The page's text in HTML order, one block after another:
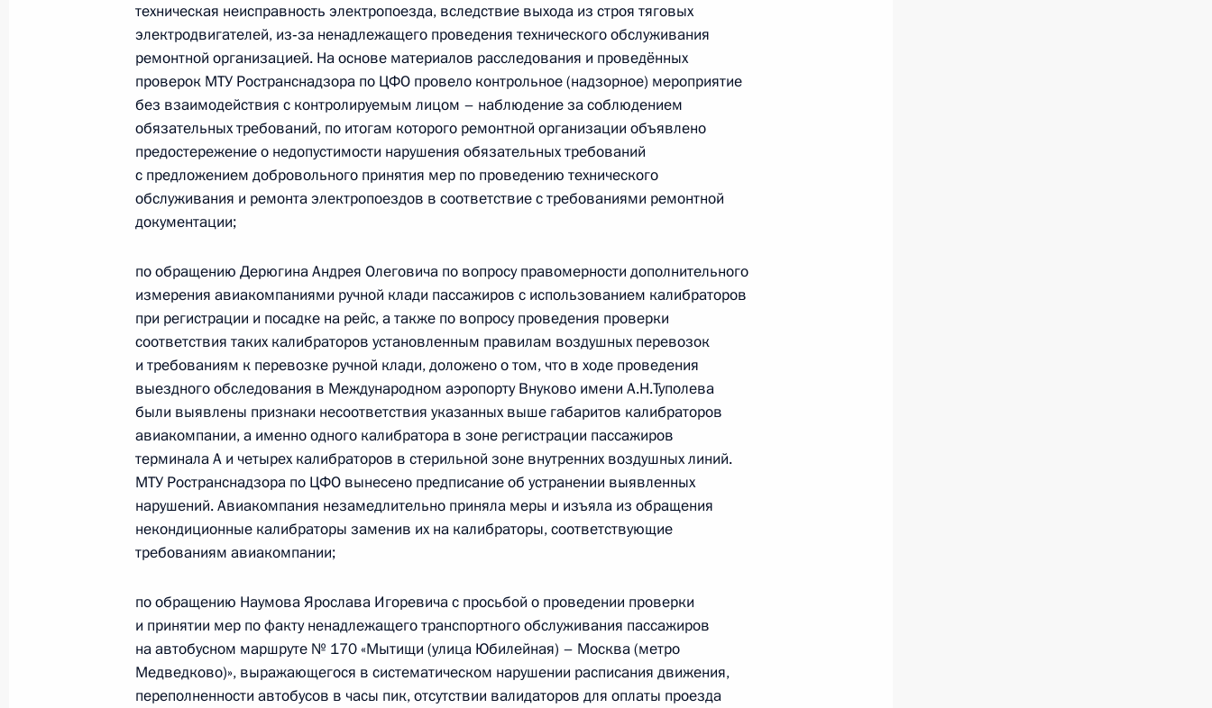
Исполнено поручение (меры приняты), данное по итогам личного приёма в режиме
видео-конференц-связи жительницы города Севастополя, проведённого
по поручению Президента Российской Федерации начальником Управления
Президента Российской Федерации по работе с обращениями граждан
и организаций в Приёмной Президента Российской Федерации по приёму граждан
в Москве 30 октября 2019 года
3 июля 2026 года, 16:41
Продлён контроль исполнения поручения, данного по итогам личного приёма
в режиме видео-конференц-связи жительницы Краснодарского края, проведённого
по поручению Президента Российской Федерации начальником Управления
Президента Российской Федерации по работе с обращениями граждан
и организаций в Приёмной Президента Российской Федерации по приёму граждан
в Москве 14 апреля 2020 года
3 июля 2026 года, 16:40
О ходе исполнения поручения, данного по итогам личного приёма в режиме видео-
конференц-связи жительницы Краснодарского края, проведённого по поручению
Президента Российской Федерации начальником Управления Президента
в Приёмной Президента Российской Федерации по приёму граждан в Москве
14 апреля 2020 года
3 июля 2026 года, 16:38
техническая неисправность электропоезда, вследствие выхода из строя тяговых
электродвигателей, из‑за ненадлежащего проведения технического обслуживания
ремонтной организацией. На основе материалов расследования и проведённых
проверок МТУ Ространснадзора по ЦФО провело контрольное (надзорное) мероприятие
без взаимодействия с контролируемым лицом – наблюдение за соблюдением
обязательных требований, по итогам которого ремонтной организации объявлено
предостережение о недопустимости нарушения обязательных требований
с предложением добровольного принятия мер по проведению технического
обслуживания и ремонта электропоездов в соответствие с требованиями ремонтной
документации;
по обращению Дерюгина Андрея Олеговича по вопросу правомерности дополнительного
измерения авиакомпаниями ручной клади пассажиров с использованием калибраторов
при регистрации и посадке на рейс, а также по вопросу проведения проверки
соответствия таких калибраторов установленным правилам воздушных перевозок
и требованиям к перевозке ручной клади, доложено о том, что в ходе проведения
выездного обследования в Международном аэропорту Внуково имени А.Н.Туполева
были выявлены признаки несоответствия указанных выше габаритов калибраторов
авиакомпании, а именно одного калибратора в зоне регистрации пассажиров
терминала А и четырех калибраторов в стерильной зоне внутренних воздушных линий.
МТУ Ространснадзора по ЦФО вынесено предписание об устранении выявленных
нарушений. Авиакомпания незамедлительно приняла меры и изъяла из обращения
некондиционные калибраторы заменив их на калибраторы, соответствующие
требованиям авиакомпании;
по обращению Наумова Ярослава Игоревича с просьбой о проведении проверки
и принятии мер по факту ненадлежащего транспортного обслуживания пассажиров
на автобусном маршруте № 170 «Мытищи (улица Юбилейная) – Москва (метро
Медведково)», выражающегося в систематическом нарушении расписания движения,
переполненности автобусов в часы пик, отсутствии валидаторов для оплаты проезда